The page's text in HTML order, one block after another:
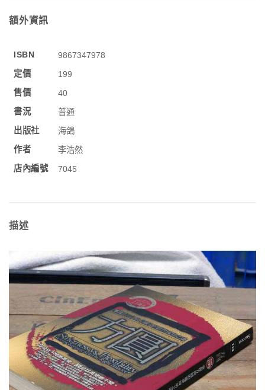
額外資訊
ISBN
9867347978
定價
199
售價
40
書況
普通
出版社
海鴿
作者
李浩然
店內編號
7045
描述